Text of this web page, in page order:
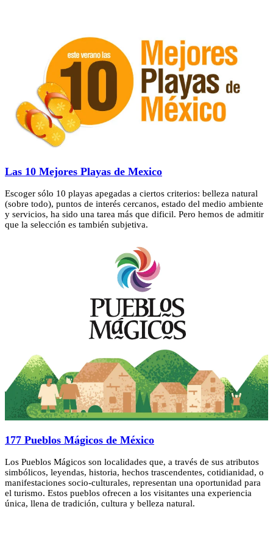
Las 10 Mejores Playas de Mexico
Escoger sólo 10 playas apegadas a ciertos criterios: belleza natural
(sobre todo), puntos de interés cercanos, estado del medio ambiente
y servicios, ha sido una tarea más que dificil. Pero hemos de admitir
que la selección es también subjetiva.
177 Pueblos Mágicos de México
Los Pueblos Mágicos son localidades que, a través de sus atributos
simbólicos, leyendas, historia, hechos trascendentes, cotidianidad, o
manifestaciones socio-culturales, representan una oportunidad para
el turismo. Estos pueblos ofrecen a los visitantes una experiencia
única, llena de tradición, cultura y belleza natural.